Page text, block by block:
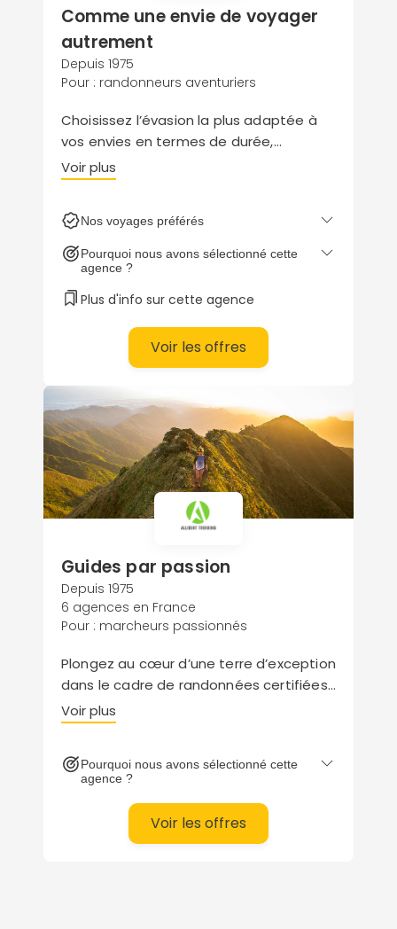
Comme une envie de voyager
autrement
Depuis 1975
Pour : randonneurs aventuriers
Choisissez l’évasion la plus adaptée à
vos envies en termes de durée,
difficulté et thématique. Nomade
Aventure se charge de vous apporter
étapes soigneusement élaborées, de
son encadrement professionnel et de la
saveur de ses expériences.
Voir plus
Nos voyages préférés
Pourquoi nous avons sélectionné cette
agence ?
Plus d'info sur cette agence
Voir les offres
Guides par passion
Depuis 1975
6 agences en France
Pour : marcheurs passionnés
Plongez au cœur d’une terre d’exception
dans le cadre de randonnées certifiées
carbone neutre. Accompagné ou en
liberté, faites confiance aux experts
aventure bolivienne riche de rencontres
et d’authenticité.
Voir plus
Pourquoi nous avons sélectionné cette
agence ?
Voir les offres
Politique de
confidentialité.